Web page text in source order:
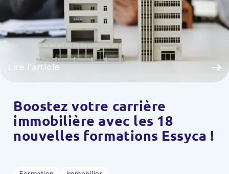
Lire l'article
Boostez votre carrière
immobilière avec les 18
nouvelles formations Essyca !